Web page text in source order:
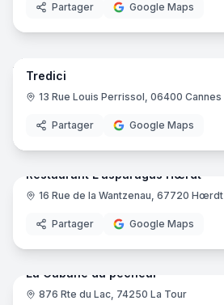
Partager Google Maps
Tredici
13 Rue Louis Perrissol, 06400 Cannes
Partager Google Maps
Restaurant L'asparagus Hœrdt
16 Rue de la Wantzenau, 67720 Hœrdt
Partager Google Maps
La Cabane du pêcheur
876 Rte du Lac, 74250 La Tour